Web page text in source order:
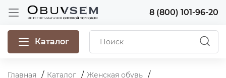
8 (800) 101-96-20
Каталог
Главная Каталог
Женская обувь